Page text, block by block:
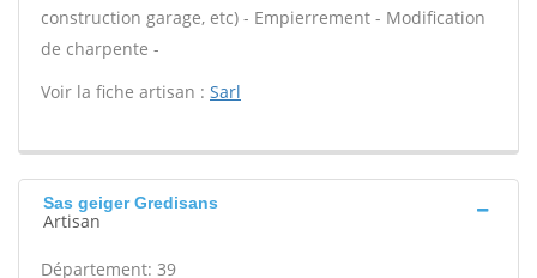
construction garage, etc) - Empierrement - Modification
de charpente -
Voir la fiche artisan : Sarl
Sas geiger Gredisans
Artisan
Département: 39